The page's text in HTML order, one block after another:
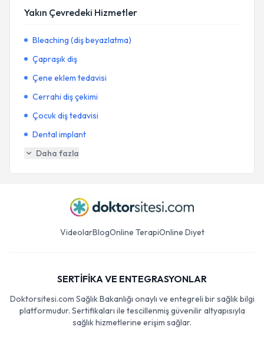
Yakın Çevredeki Hizmetler
Bleaching (diş beyazlatma)
Çapraşık diş
Çene eklem tedavisi
Cerrahi diş çekimi
Çocuk diş tedavisi
Dental implant
Daha fazla
VideolarBlogOnline TerapiOnline Diyet
SERTİFİKA VE ENTEGRASYONLAR
Doktorsitesi.com Sağlık Bakanlığı onaylı ve entegreli bir sağlık bilgi
platformudur. Sertifikaları ile tescillenmiş güvenilir altyapısıyla
sağlık hizmetlerine erişim sağlar.